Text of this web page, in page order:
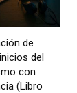
de
del
con
(Libro